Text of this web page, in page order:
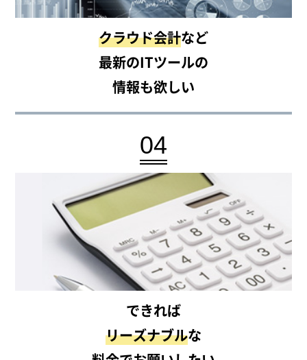
クラウド会計など
最新のITツールの
情報も欲しい
04
できれば
リーズナブルな